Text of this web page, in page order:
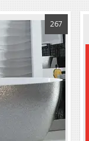
267